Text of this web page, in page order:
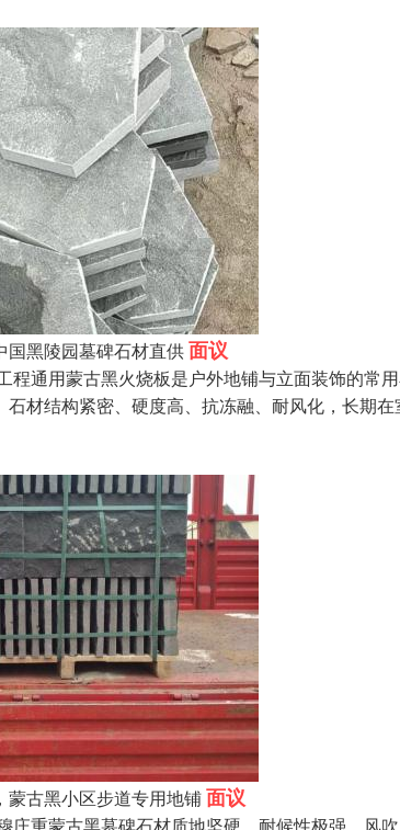
国黑陵园墓碑石材直供面议
程通用蒙古黑火烧板是户外地铺与立面装饰的常
石材结构紧密、硬度高、抗冻融、耐风化，长期
蒙古黑小区步道专用地铺面议